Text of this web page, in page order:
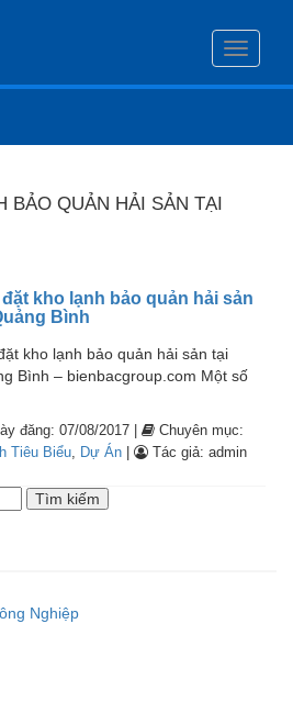
Toggle
BẢO QUẢN HẢI SẢN TẠI
đặt kho lạnh bảo quản hải sản
Bình
kho lạnh bảo quản hải sản tại
Bình – bienbacgroup.com Một số
đăng: 07/08/2017 |
Chuyên mục:
Tiêu Biểu, Dự Án Tác giả: admin
Nghiệp